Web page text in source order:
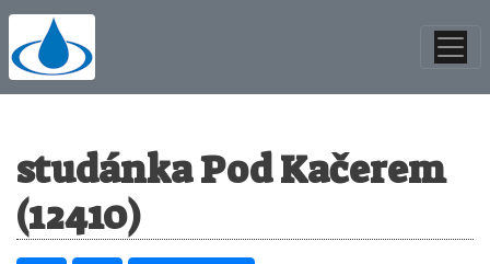
studánka Pod Kačerem
(12410)